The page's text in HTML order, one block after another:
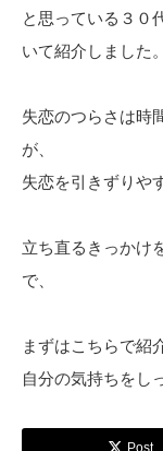
と思っている３０
いて紹介しました。
失恋のつらさは時
が、
失恋を引きずりや
立ち直るきっかけ
で、
まずはこちらで紹
自分の気持ちをし
Post